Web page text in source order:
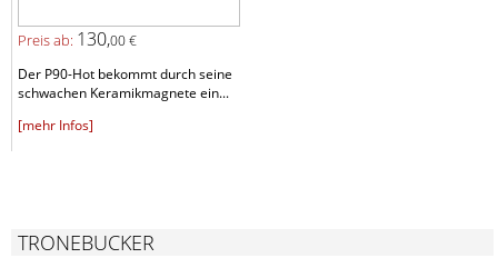
Preis ab: 130,00 €
Der P90-Hot bekommt durch seine
schwachen Keramikmagnete ein...
[mehr Infos]
TRONEBUCKER